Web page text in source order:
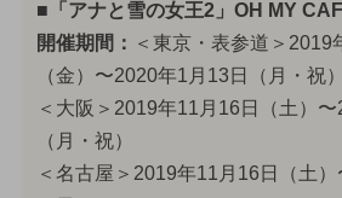
■「アナと雪の女王2」OH MY
開催期間： ＜東京・表参道＞2019
（金）〜2020年1月13日（月・祝）
＜大阪＞2019年11月16日（土）〜
（月・祝）
＜名古屋＞2019年11月16日（土